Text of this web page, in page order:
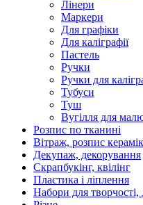
Лінери
Маркери
Для графіки
Для каліграфії
Пастель
Ручки
Ручки для
Тубуси
Туш
Вугілля для
Розпис по тканині
Вітраж, розпис
Декупаж, декорування
Скрапбукінг, квілінг
Пластика і ліплення
Набори для творчості,